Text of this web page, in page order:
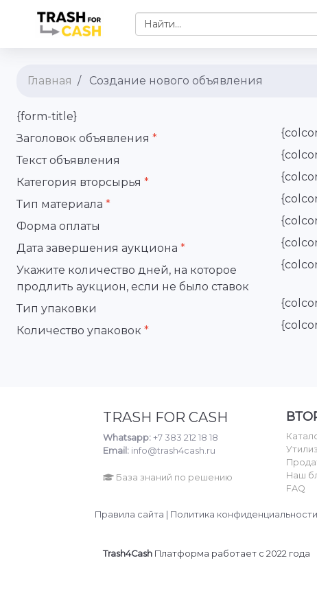
Найти...
Главная Создание нового объявления
{form-title}
Заголовок объявления *
Текст объявления
Категория вторсырья *
Тип материала *
Форма оплаты
Дата завершения аукциона *
Укажите количество дней, на которое
продлить аукцион, если не было ставок
Тип упаковки
Количество упаковок *
TRASH FOR CASH
Whatsapp: +7 383 212 18 18
Email: info@trash4cash.ru
База знаний по решению
Наш
FAQ
Правила сайта Политика конфиденциальности
Trash4Cash Платформа работает с 2022 года